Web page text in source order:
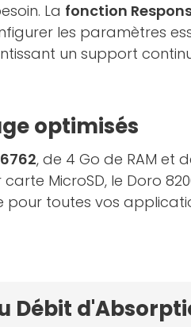
La fonction
les paramètres
un support
optimisés
, de 4 Go de RAM et
MicroSD, le Doro
toutes vos
Débit